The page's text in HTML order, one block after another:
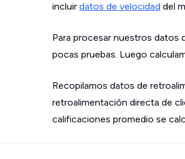
incluir datos de velocidad del
Para procesar nuestros datos
pocas pruebas. Luego
Recopilamos datos de
retroalimentación directa de
calificaciones promedio se